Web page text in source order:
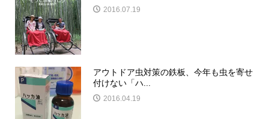
2016.07.19
アウトドア虫対策の鉄板、今年も虫を寄せ
付けない「ハ...
2016.04.19